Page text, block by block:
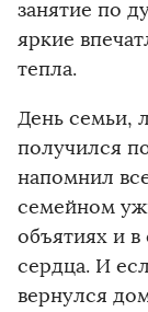
занятие по
яркие
тепла.
День семьи,
получился
напомнил
семейном
объятиях и в
сердца. И
вернулся